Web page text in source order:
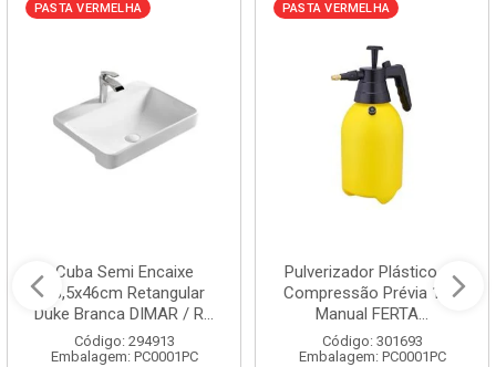
PASTA VERMELHA
Cuba Semi Encaixe
58,5x46cm Retangular
Duke Branca DIMAR / R...
Código: 294913
Embalagem: PC0001PC
PASTA VERMELHA
Pulverizador Plástico de
Compressão Prévia 1,5L
Manual FERTA...
Código: 301693
Embalagem: PC0001PC